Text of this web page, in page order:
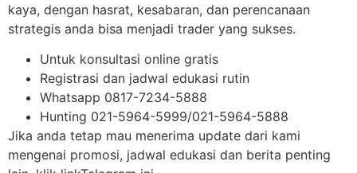
kaya, dengan hasrat, kesabaran, dan perencanaan
strategis anda bisa menjadi trader yang sukses.
Untuk konsultasi online gratis
Registrasi dan jadwal edukasi rutin
Whatsapp 0817-7234-5888
Hunting 021-5964-5999/021-5964-5888
Jika anda tetap mau menerima update dari kami
mengenai promosi, jadwal edukasi dan berita penting